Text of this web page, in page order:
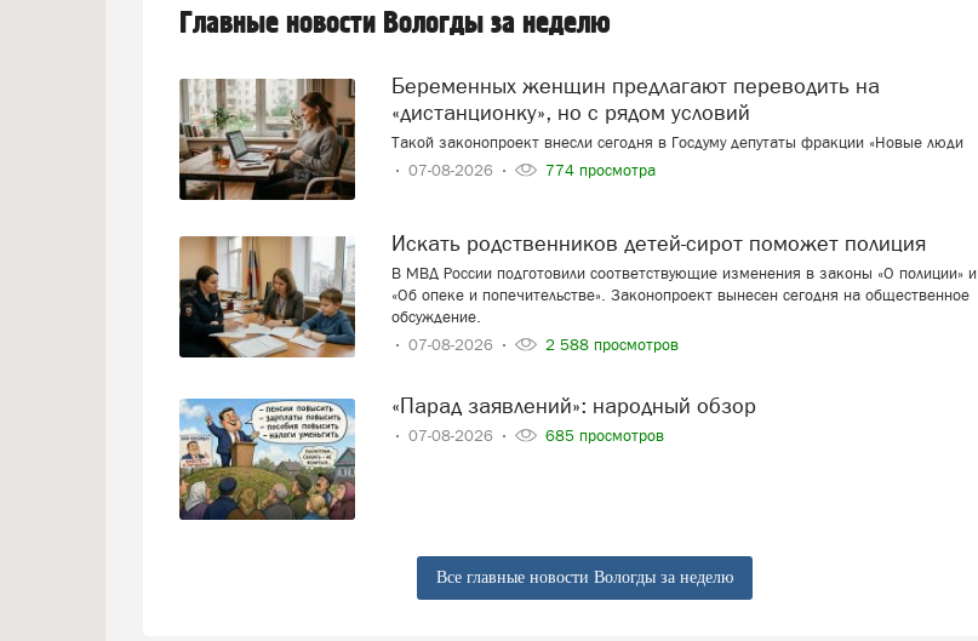
Главные новости Вологды за неделю
Беременных женщин предлагают переводить на
«дистанционку», но с рядом условий
Такой законопроект внесли сегодня в Госдуму депутаты фракции «Новые люди
07-08-2026
774 просмотра
Искать родственников детей-сирот поможет полиция
В МВД России подготовили соответствующие изменения в законы «О полиции» и
«Об опеке и попечительстве». Законопроект вынесен сегодня на общественное
обсуждение.
07-08-2026
2 588 просмотров
«Парад заявлений»: народный обзор
07-08-2026 685 просмотров
Все главные новости Вологды за неделю